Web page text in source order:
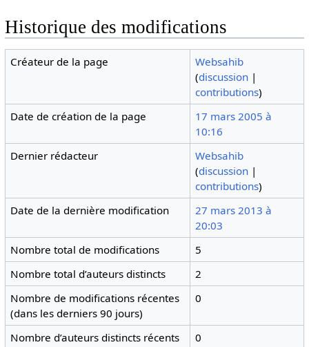
Historique des modifications
Créateur de la page
Websahib
(discussion |
contributions)
Date de création de la page
17 mars 2005 à
10:16
Dernier rédacteur
Websahib
(discussion |
contributions)
Date de la dernière modification
27 mars 2013 à
20:03
Nombre total de modifications
5
Nombre total d’auteurs distincts
2
Nombre de modifications récentes
(dans les derniers 90 jours)
0
Nombre d’auteurs distincts récents 0